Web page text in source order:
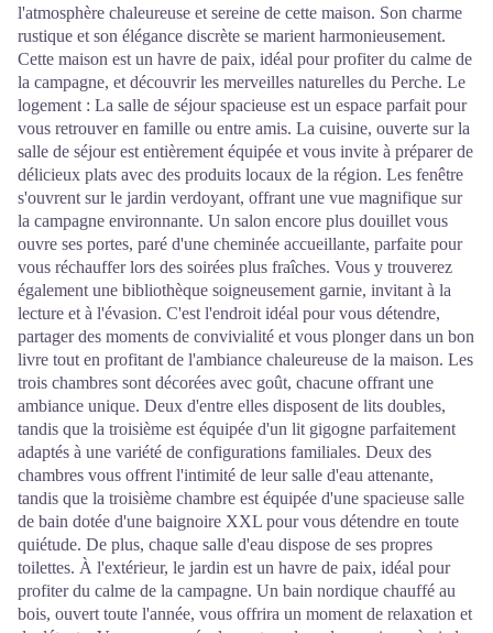
l'atmosphère chaleureuse et sereine de cette maison. Son charme
rustique et son élégance discrète se marient harmonieusement.
Cette maison est un havre de paix, idéal pour profiter du calme de
la campagne, et découvrir les merveilles naturelles du Perche. Le
logement : La salle de séjour spacieuse est un espace parfait pour
vous retrouver en famille ou entre amis. La cuisine, ouverte sur la
salle de séjour est entièrement équipée et vous invite à préparer de
délicieux plats avec des produits locaux de la région. Les fenêtre
s'ouvrent sur le jardin verdoyant, offrant une vue magnifique sur
la campagne environnante. Un salon encore plus douillet vous
ouvre ses portes, paré d'une cheminée accueillante, parfaite pour
vous réchauffer lors des soirées plus fraîches. Vous y trouverez
également une bibliothèque soigneusement garnie, invitant à la
lecture et à l'évasion. C'est l'endroit idéal pour vous détendre,
partager des moments de convivialité et vous plonger dans un bon
livre tout en profitant de l'ambiance chaleureuse de la maison. Les
trois chambres sont décorées avec goût, chacune offrant une
ambiance unique. Deux d'entre elles disposent de lits doubles,
tandis que la troisième est équipée d'un lit gigogne parfaitement
adaptés à une variété de configurations familiales. Deux des
chambres vous offrent l'intimité de leur salle d'eau attenante,
tandis que la troisième chambre est équipée d'une spacieuse salle
de bain dotée d'une baignoire XXL pour vous détendre en toute
quiétude. De plus, chaque salle d'eau dispose de ses propres
toilettes. À l'extérieur, le jardin est un havre de paix, idéal pour
profiter du calme de la campagne. Un bain nordique chauffé au
bois, ouvert toute l'année, vous offrira un moment de relaxation et